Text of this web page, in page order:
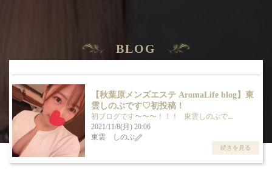
BLOG
【秋葉原メンズエステ AromaLife blog】東
雲しのぶです♡初投稿！
初ブログです〜〜〜！！！ 東雲しのぶで...
2021/11/8(月) 20:06
東雲 しのぶ
続きを見る